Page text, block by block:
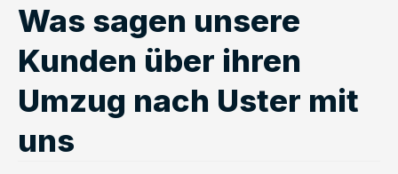
Was sagen unsere
Kunden über ihren
Umzug nach Uster mit
uns